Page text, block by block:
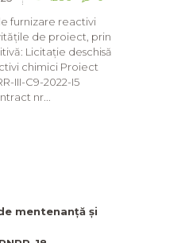
furnizare reactivi
de proiect, prin
Licitație deschisă
chimici Proiect
III-C9-2022-I5
nr...
mentenanță și